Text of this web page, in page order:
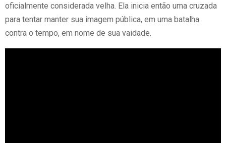
oficialmente considerada velha. Ela inicia então uma cruzada
para tentar manter sua imagem pública, em uma batalha
contra o tempo, em nome de sua vaidade.